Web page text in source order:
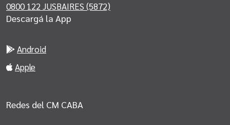
0800 122 JUSBAIRES (5872)
Descargá la App
Android
Apple
Redes del CM CABA